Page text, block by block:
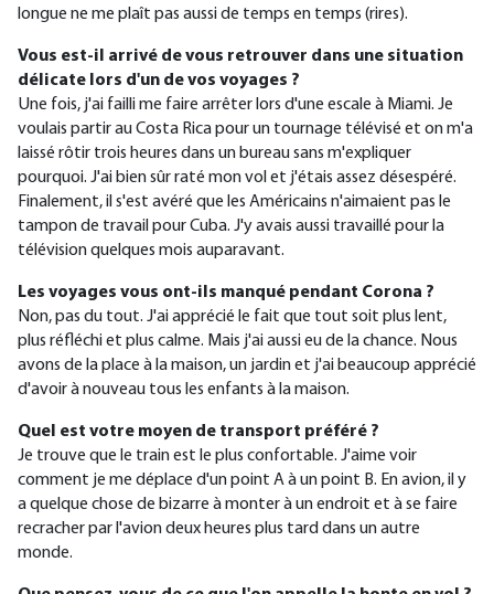
longue ne me plaît pas aussi de temps en temps (rires).
Vous est-il arrivé de vous retrouver dans une situation
délicate lors d'un de vos voyages ?
Une fois, j'ai failli me faire arrêter lors d'une escale à Miami. Je
voulais partir au Costa Rica pour un tournage télévisé et on m'a
laissé rôtir trois heures dans un bureau sans m'expliquer
pourquoi. J'ai bien sûr raté mon vol et j'étais assez désespéré.
Finalement, il s'est avéré que les Américains n'aimaient pas le
tampon de travail pour Cuba. J'y avais aussi travaillé pour la
télévision quelques mois auparavant.
Les voyages vous ont-ils manqué pendant Corona ?
Non, pas du tout. J'ai apprécié le fait que tout soit plus lent,
plus réfléchi et plus calme. Mais j'ai aussi eu de la chance. Nous
avons de la place à la maison, un jardin et j'ai beaucoup apprécié
d'avoir à nouveau tous les enfants à la maison.
Quel est votre moyen de transport préféré ?
Je trouve que le train est le plus confortable. J'aime voir
comment je me déplace d'un point A à un point B. En avion, il y
a quelque chose de bizarre à monter à un endroit et à se faire
recracher par l'avion deux heures plus tard dans un autre
monde.